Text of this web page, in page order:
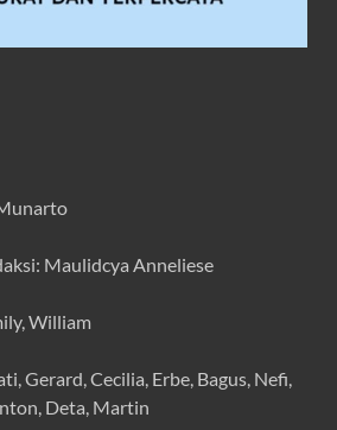
Maulidcya Anneliese
William
Gerard, Cecilia, Erbe, Bagus, Nefi,
Deta, Martin